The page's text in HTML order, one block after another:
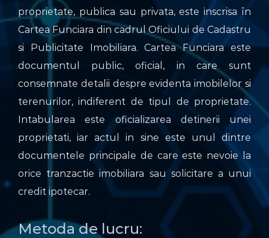
proprietate, publica sau privata, este inscrisa în
Cartea Funciara din cadrul Oficiului de Cadastru
si Publicitate Imobiliara. Cartea Funciara este
documentul public, oficial, in care sunt
consemnate detalii despre evidenta imobilelor si
terenurilor, indiferent de tipul de proprietate.
Intabularea este oficializarea detinerii unei
proprietati, iar actul in sine este unul dintre
documentele principale de care este nevoie la
orice tranzactie imobiliara sau solicitare a unui
credit ipotecar.
Metoda de lucru: